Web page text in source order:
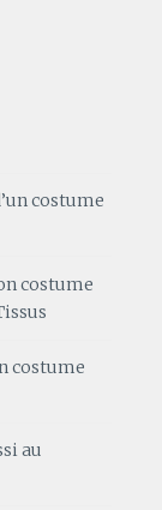
costume
costume
costume
au